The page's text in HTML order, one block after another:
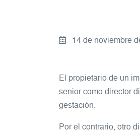
14 de noviembre
El propietario de un
senior como director
gestación.
Por el contrario, otro